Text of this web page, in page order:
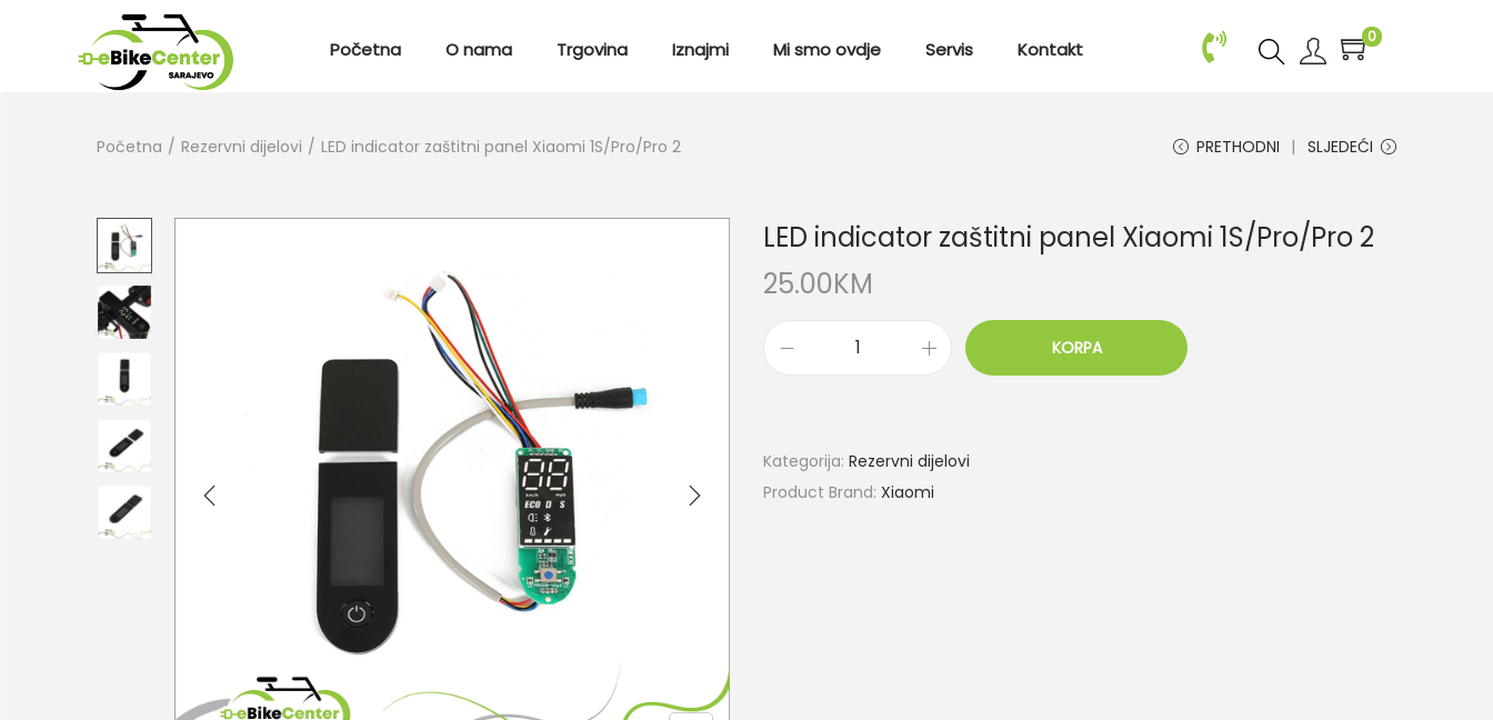
Početna O nama Trgovina Iznajmi Mi smo ovdje Servis Kontakt
0
Početna / Rezervni dijelovi / LED indicator zaštitni panel Xiaomi 1S/Pro/Pro 2 PRETHODNI SLJEDEĆI
LED indicator zaštitni panel Xiaomi 1S/Pro/Pro 2
25.00KM
KORPA
Kategorija: Rezervni dijelovi
Product Brand: Xiaomi